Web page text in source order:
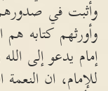
وأثبت في
وأورثهم كتابه هم
إمام يدعو إلى
للإمام، ان